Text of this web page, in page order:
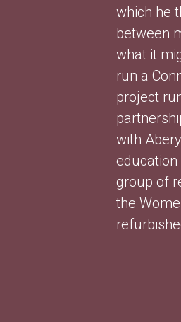
which he
between
what it
run a
project
with
education
group of
the